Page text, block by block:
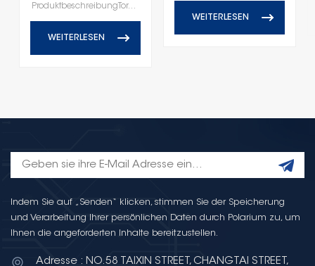
ProduktbeschreibungTorch DC Plug-In EMI-Netzfilter-Serie
WEITERLESEN
WEITERLESEN
Indem Sie auf „Senden“ klicken, stimmen Sie der Speicherung
und Verarbeitung Ihrer persönlichen Daten durch Polarium zu, um
Ihnen die angeforderten Inhalte bereitzustellen.
Adresse : NO.58 TAIXIN STREET, CHANGTAI STREET,